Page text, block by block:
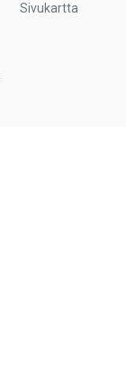
Sivukartta